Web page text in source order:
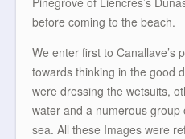
before coming to the beach.
We enter first to Canallave’s
towards thinking in the good
were dressing the wetsuits,
water and a numerous
sea. All these Images were